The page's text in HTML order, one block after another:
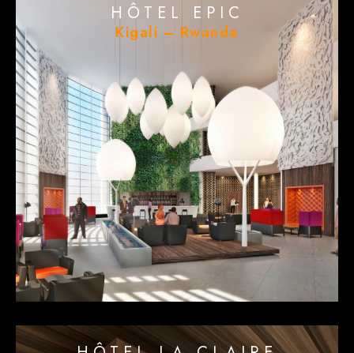
HÔTEL EPIC
Kigali – Rwanda